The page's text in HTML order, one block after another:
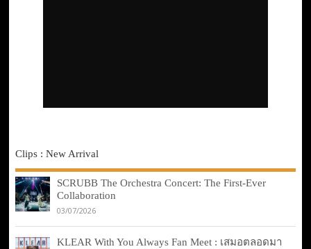
Clips : New Arrival
SCRUBB The Orchestra Concert: The First-Ever
Collaboration
03/07/2026
KLEAR With You Always Fan Meet : เสมอตลอดมา